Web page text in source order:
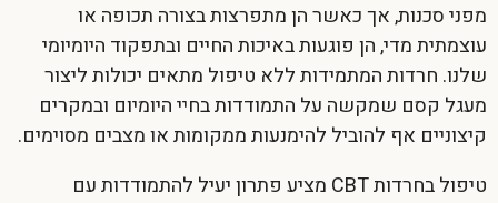
מפני סכנות, אך כאשר הן מתפרצות בצורה תכופה או
עוצמתית מדי, הן פוגעות באיכות החיים ובתפקוד היומיומי
שלנו. חרדות המתמידות ללא טיפול מתאים יכולות ליצור
מעגל קסם שמקשה על התמודדות בחיי היומיום ובמקרים
קיצוניים אף להוביל להימנעות ממקומות או מצבים מסוימים.
טיפול בחרדות CBT
מציע פתרון יעיל להתמודדות עם